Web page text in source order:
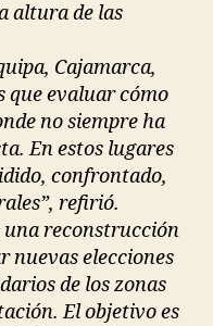
altura de las
Cajamarca,
que evaluar cómo
no siempre ha
En estos lugares
confrontado,
refirió.
una reconstrucción
nuevas elecciones
de los zonas
El objetivo es